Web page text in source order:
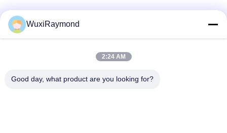
WuxiRaymond
2:24 AM
Good day, what product are you looking for?